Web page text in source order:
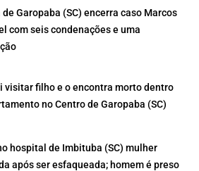
Garopaba (SC) encerra caso Marcos
com seis condenações e uma
visitar filho e o encontra morto dentro
no Centro de Garopaba (SC)
hospital de Imbituba (SC) mulher
após ser esfaqueada; homem é preso